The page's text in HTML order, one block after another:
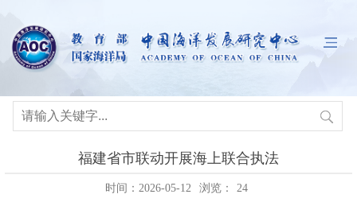
福建省市联动开展海上联合执法
时间：2026-05-12 浏览： 24